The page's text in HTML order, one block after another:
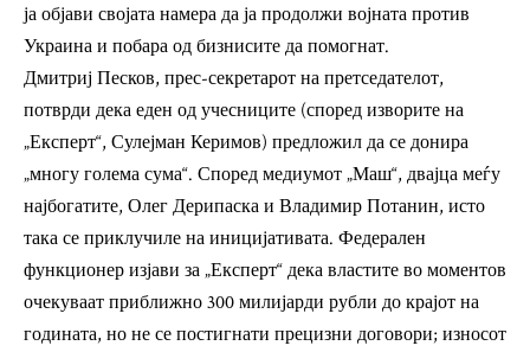
ја објави својата намера да ја продолжи војната против
Украина и побара од бизнисите да помогнат.
Дмитриј Песков, прес-секретарот на претседателот,
потврди дека еден од учесниците (според изворите на
„Експерт“, Сулејман Керимов) предложил да се донира
„многу голема сума“. Според медиумот „Маш“, двајца меѓу
најбогатите, Олег Дерипаска и Владимир Потанин, исто
така се приклучиле на иницијативата. Федерален
функционер изјави за „Експерт“ дека властите во моментов
очекуваат приближно 300 милијарди рубли до крајот на
годината, но не се постигнати прецизни договори; износот